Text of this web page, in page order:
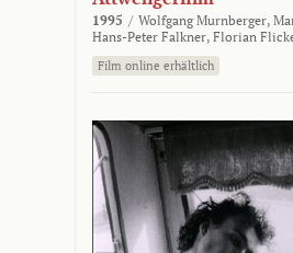
1995 / Wolfgang Murnberger,
Hans-Peter Falkner, Florian
Film online erhältlich